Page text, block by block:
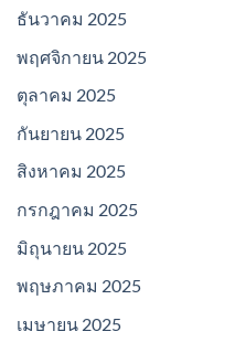
ธันวาคม 2025
พฤศจิกายน 2025
ตุลาคม 2025
กันยายน 2025
สิงหาคม 2025
กรกฎาคม 2025
มิถุนายน 2025
พฤษภาคม 2025
เมษายน 2025